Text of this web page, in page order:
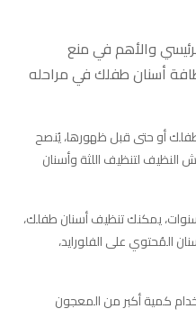
والأهم في منع
أسنان طفلك في مراحله
أو حتى قبل ظهورها، يُنصح
لتنظيف اللثة وأسنان
ست سنوات، يمكنك تنظيف أسنان طفلك،
المُحتوي على الفلورايد،
كمية أكبر من المعجون